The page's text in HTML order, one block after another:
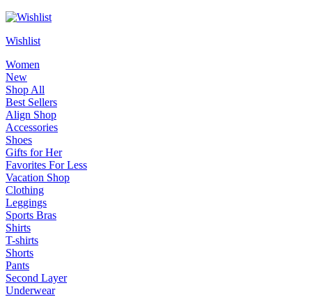
Wishlist
Women
New
Shop All
Best Sellers
Align Shop
Accessories
Shoes
Gifts for Her
Favorites For Less
Vacation Shop
Clothing
Leggings
Sports Bras
Shirts
T-shirts
Shorts
Pants
Second Layer
Underwear